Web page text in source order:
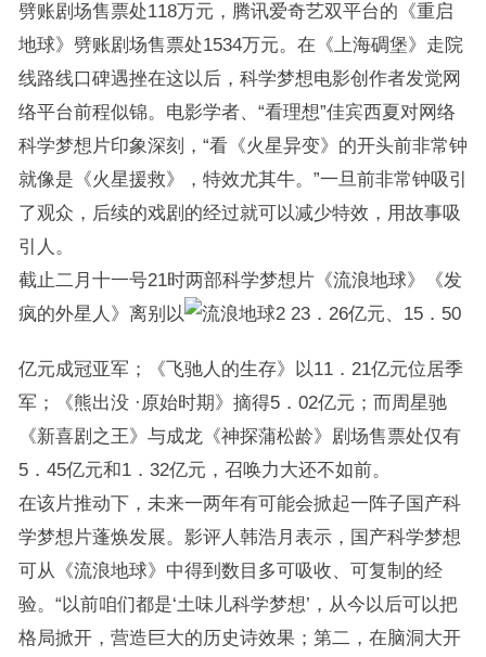
劈账剧场售票处118万元，腾讯爱奇艺双平台的《重启
地球》劈账剧场售票处1534万元。在《上海碉堡》走院
线路线口碑遇挫在这以后，科学梦想电影创作者发觉网
络平台前程似锦。电影学者、“看理想”佳宾西夏对网络
科学梦想片印象深刻，“看《火星异变》的开头前非常钟
就像是《火星援救》，特效尤其牛。”一旦前非常钟吸引
了观众，后续的戏剧的经过就可以减少特效，用故事吸
引人。
截止二月十一号21时两部科学梦想片《流浪地球》《发
疯的外星人》离别以
23．26亿元、15．50
亿元成冠亚军；《飞驰人的生存》以11．21亿元位居季
军；《熊出没 ·原始时期》摘得5．02亿元；而周星驰
《新喜剧之王》与成龙《神探蒲松龄》剧场售票处仅有
5．45亿元和1．32亿元，召唤力大还不如前。
在该片推动下，未来一两年有可能会掀起一阵子国产科
学梦想片蓬焕发展。影评人韩浩月表示，国产科学梦想
可从《流浪地球》中得到数目多可吸收、可复制的经
验。“以前咱们都是‘土味儿科学梦想’，从今以后可以把
格局掀开，营造巨大的历史诗效果；第二，在脑洞大开